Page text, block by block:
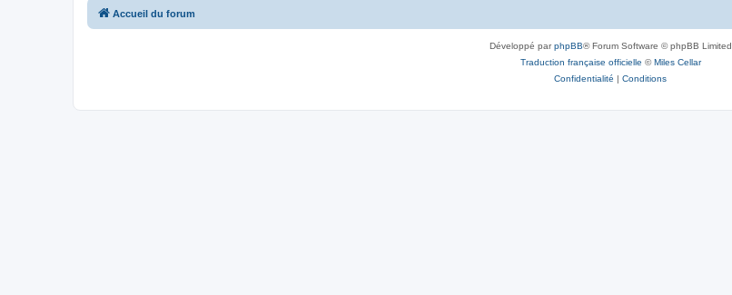
Accueil du forum
Développé parphpBB® Forum Software © phpBB Limited
Traduction française officielle ©Miles Cellar
Confidentialité | Conditions